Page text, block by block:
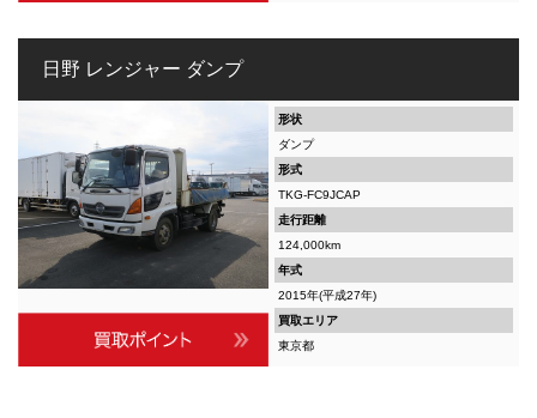
日野 レンジャー ダンプ
形状
ダンプ
形式
TKG-FC9JCAP
走行距離
124,000km
年式
2015年(平成27年)
買取エリア
東京都